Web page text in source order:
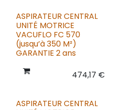
ASPIRATEUR CENTRAL
UNITÉ MOTRICE
VACUFLO FC 570
(jusqu’à 350 M²)
GARANTIE 2 ans
474,17 €
ASPIRATEUR CENTRAL